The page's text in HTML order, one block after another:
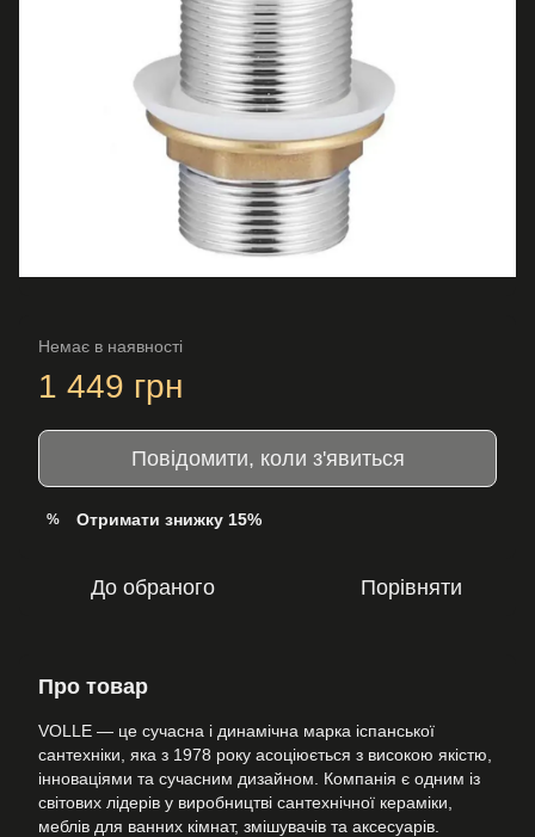
Немає в наявності
1 449 грн
Повідомити, коли з'явиться
% Отримати знижку 15%
До обраного Порівняти
Про товар
VOLLE — це сучасна і динамічна марка іспанської
сантехніки, яка з 1978 року асоціюється з високою якістю,
інноваціями та сучасним дизайном. Компанія є одним із
світових лідерів у виробництві сантехнічної кераміки,
меблів для ванних кімнат, змішувачів та аксесуарів.